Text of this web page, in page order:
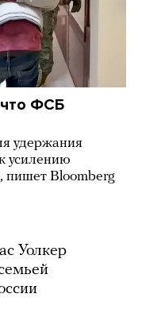
что ФСБ
удержания
усилению
пишет Bloomberg
Уолкер